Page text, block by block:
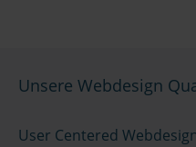
Unsere Webdesign
User Centered